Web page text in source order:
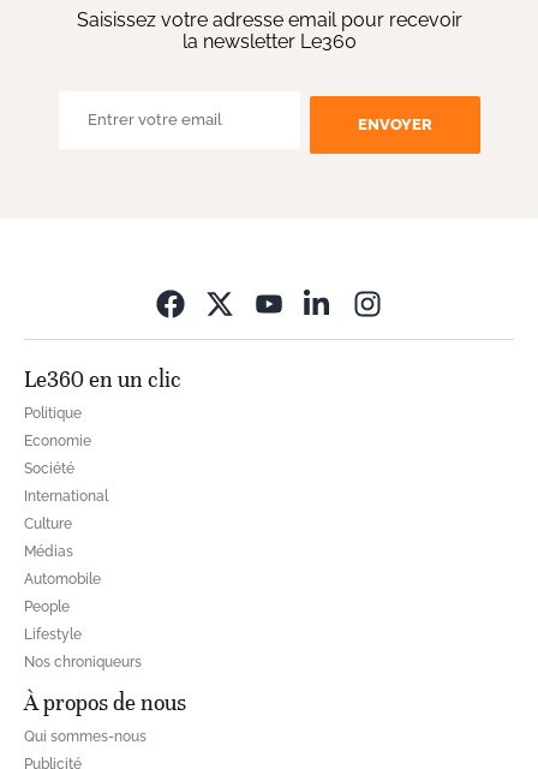
Saisissez votre adresse email pour recevoir
la newsletter Le360
ENVOYER
Le360 en un clic
Politique
Economie
Société
International
Culture
Médias
Automobile
People
Lifestyle
Nos chroniqueurs
À propos de nous
Qui sommes-nous
Publicité